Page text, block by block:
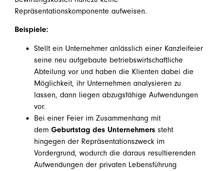
Repräsentationskomponente aufweisen.
Beispiele:
Stellt ein Unternehmer anlässlich einer Kanzleifeier
seine neu aufgebaute betriebswirtschaftliche
Abteilung vor und haben die Klienten dabei die
Möglichkeit, ihr Unternehmen analysieren zu
lassen, dann liegen abzugsfähige Aufwendungen
vor.
Bei einer Feier im Zusammenhang mit
dem Geburtstag des Unternehmers steht
hingegen der Repräsentationszweck im
Vordergrund, wodurch die daraus resultierenden
Aufwendungen der privaten Lebensführung